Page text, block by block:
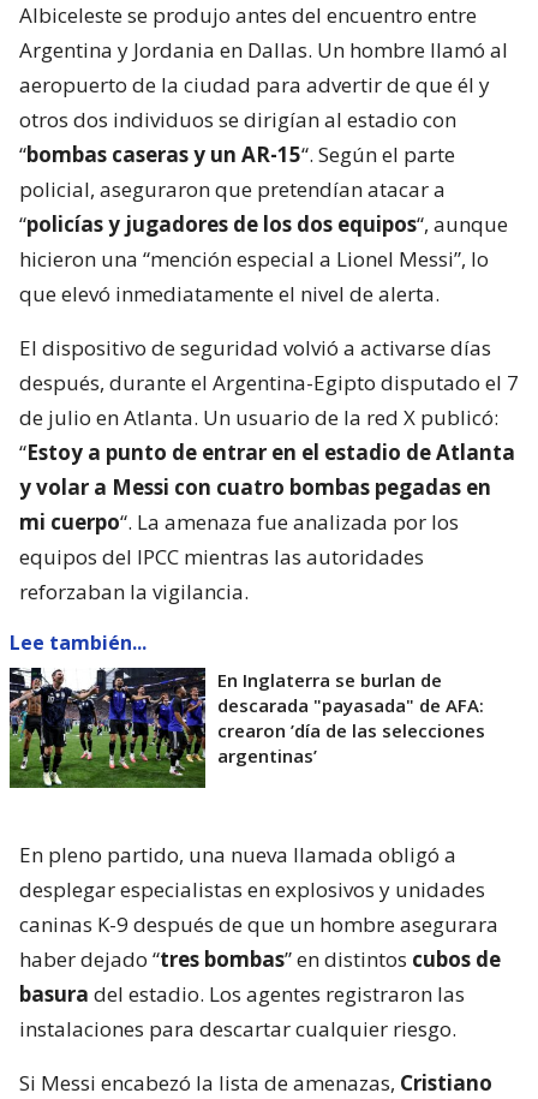
Albiceleste se produjo antes del encuentro entre
Argentina y Jordania en Dallas. Un hombre llamó al
aeropuerto de la ciudad para advertir de que él y
otros dos individuos se dirigían al estadio con
“bombas caseras y un AR-15“. Según el parte
policial, aseguraron que pretendían atacar a
“policías y jugadores de los dos equipos“, aunque
hicieron una “mención especial a Lionel Messi”, lo
que elevó inmediatamente el nivel de alerta.
El dispositivo de seguridad volvió a activarse días
después, durante el Argentina-Egipto disputado el 7
de julio en Atlanta. Un usuario de la red X publicó:
“Estoy a punto de entrar en el estadio de Atlanta
y volar a Messi con cuatro bombas pegadas en
mi cuerpo“. La amenaza fue analizada por los
equipos del IPCC mientras las autoridades
reforzaban la vigilancia.
Lee también...
En Inglaterra se burlan de
descarada "payasada" de AFA:
crearon ’día de las selecciones
argentinas’
En pleno partido, una nueva llamada obligó a
desplegar especialistas en explosivos y unidades
caninas K-9 después de que un hombre asegurara
haber dejado “tres bombas” en distintos cubos de
basura del estadio. Los agentes registraron las
instalaciones para descartar cualquier riesgo.
Si Messi encabezó la lista de amenazas, Cristiano